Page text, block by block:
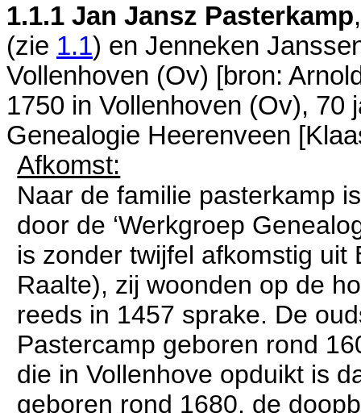
1.1.1 Jan Jansz Pasterkamp
(zie 1.1) en Jenneken
Vollenhoven (Ov) [bron:
1750 in Vollenhoven (Ov), 70
Genealogie Heerenveen
Afkomst:
Naar de familie pasterkamp
door de ‘Werkgroep
is zonder twijfel afkomstig
Raalte), zij woonden op de
reeds in 1457 sprake. De
Pastercamp geboren rond
die in Vollenhove opduikt is
geboren rond 1680, de